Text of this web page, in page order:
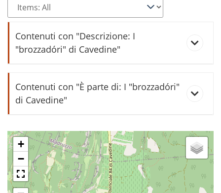
Contenuti con "Descrizione: I
"brozzadóri" di Cavedine"
Raccolta di Roberto Pedrotti
Contenuti con "È parte di: I "brozzadóri"
di Cavedine"
aidàr
àlter
bò
+
−